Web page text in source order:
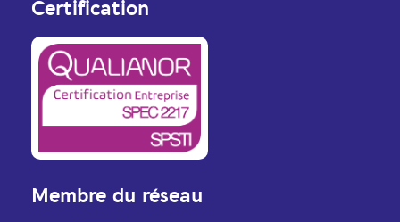
Certification
Membre du réseau